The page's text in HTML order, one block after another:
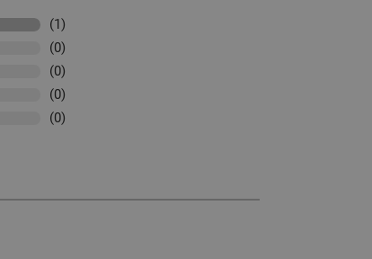
(1)
(0)
(0)
(0)
(0)